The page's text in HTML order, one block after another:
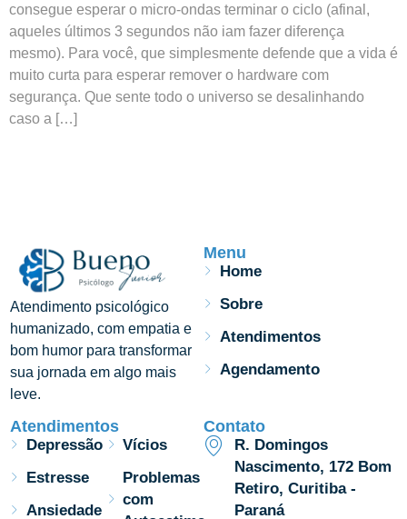
consegue esperar o micro-ondas terminar o ciclo (afinal,
aqueles últimos 3 segundos não iam fazer diferença
mesmo). Para você, que simplesmente defende que a vida é
muito curta para esperar remover o hardware com
segurança. Que sente todo o universo se desalinhando
caso a […]
Atendimento psicológico
humanizado, com empatia e
bom humor para transformar
sua jornada em algo mais
leve.
Menu
Home
Sobre
Atendimentos
Agendamento
Atendimentos
Depressão
Estresse
Ansiedade
Vícios
Problemas
com
Contato
R. Domingos
Nascimento, 172 Bom
Retiro, Curitiba -
Paraná